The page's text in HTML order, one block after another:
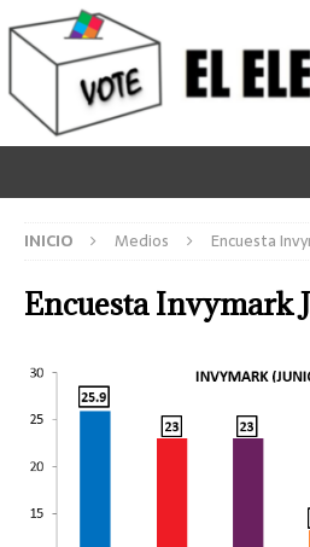
INICIO Medios Encuesta
Encuesta Invymark